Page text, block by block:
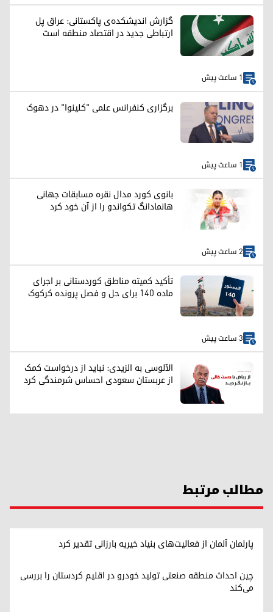
گزارش اندیشکده‌ی پاکستانی: عراق پل
ارتباطی جدید در اقتصاد منطقه است
1 ساعت پیش
برگزاری کنفرانس علمی "کلینوا" در دهوک
1 ساعت پیش
بانوی کورد مدال نقره مسابقات جهانی
هانمادانگ تکواندو را از آن خود کرد
2 ساعت پیش
تأکید کمیته مناطق کوردستانی بر اجرای
ماده ۱۴۰ برای حل و فصل پرونده کرکوک
3 ساعت پیش
الآلوسی به الزیدی: نباید از درخواست کمک
از عربستان سعودی احساس شرمندگی کرد
مطالب مرتبط
پارلمان آلمان از فعالیت‌های بنیاد خیریه بارزانی تقدیر کرد
چین احداث منطقه صنعتی تولید خودرو در اقلیم کردستان را بررسی
می‌کند